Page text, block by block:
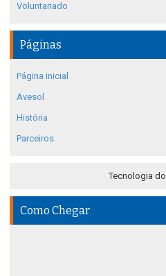
Voluntariado
Páginas
Página inicial
Avesol
História
Parceiros
Tecnologia do
Como Chegar